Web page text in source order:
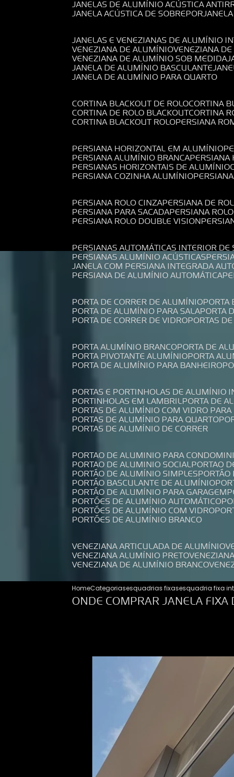
JANELAS DE ALUMÍNIO ACÚSTICA
JANELA ACÚSTICA DE SOBREPOR
JANELAS E VENEZIANAS DE ALUMÍNIO
VENEZIANA DE ALUMÍNIO VENEZIANA
VENEZIANA DE ALUMÍNIO SOB MEDIDA
JANELA DE ALUMÍNIO BASCULANTE
JANELA DE ALUMÍNIO PARA QUARTO
CORTINA BLACKOUT DE ROLO CORTINA
CORTINA DE ROLO BLACKOUT CORTINA
CORTINA BLACKOUT ROLO PERSIANA
PERSIANA HORIZONTAL EM ALUMÍNIO
PERSIANA ALUMÍNIO BRANCA
PERSIANAS HORIZONTAIS DE ALUMÍNIO
PERSIANA COZINHA ALUMÍNIO
PERSIANA ROLO CINZA PERSIANA DE
PERSIANA PARA SACADA PERSIANA
PERSIANA ROLO DOUBLE VISION
PERSIANAS AUTOMÁTICAS INTERIOR
PERSIANAS ALUMÍNIO ACÚSTICAS
JANELA COM PERSIANA INTEGRADA
PERSIANA DE ALUMÍNIO AUTOMÁTICA
PORTA DE CORRER DE ALUMÍNIO
PORTA DE ALUMÍNIO PARA SALA
PORTA DE CORRER DE VIDRO PORTAS
PORTA ALUMÍNIO BRANCO PORTA DE
PORTA PIVOTANTE ALUMÍNIO PORTA
PORTA DE ALUMÍNIO PARA BANHEIRO
PORTAS E PORTINHOLAS DE ALUMÍNIO
PORTINHOLAS EM LAMBRIL PORTA DE
PORTAS DE ALUMÍNIO COM VIDRO
PORTAS DE ALUMÍNIO PARA QUARTO
PORTAS DE ALUMÍNIO DE CORRER
PORTAO DE ALUMINIO PARA
PORTAO DE ALUMINIO SOCIAL PORTAO
PORTÃO DE ALUMÍNIO SIMPLES
PORTÃO BASCULANTE DE ALUMÍNIO
PORTÃO DE ALUMÍNIO PARA GARAGEM
PORTÕES DE ALUMÍNIO AUTOMÁTICO
PORTÕES DE ALUMÍNIO COM VIDRO
PORTÕES DE ALUMÍNIO BRANCO
VENEZIANA ARTICULADA DE ALUMÍNIO
VENEZIANA ALUMÍNIO PRETO
VENEZIANA DE ALUMÍNIO BRANCO
HomeCategoriasesquadrias fixasesquadria fixa
ONDE COMPRAR JANELA